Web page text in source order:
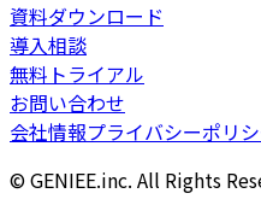
資料ダウンロード
導入相談
無料トライアル
お問い合わせ
会社情報プライバシーポリ
© GENIEE.inc. All Rights